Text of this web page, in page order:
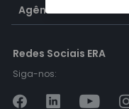
Agências ERA
Redes Sociais ERA
Siga-nos: